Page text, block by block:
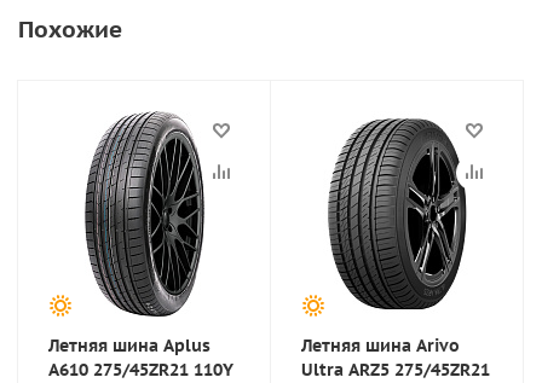
Похожие
Летняя шина Aplus
A610 275/45ZR21 110Y
Летняя шина Arivo
Ultra ARZ5 275/45ZR21